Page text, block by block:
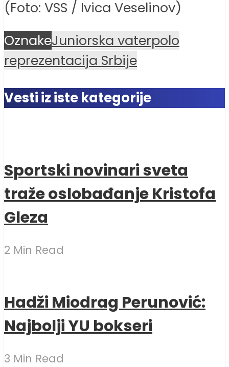
(Foto: VSS / Ivica Veselinov)
OznakeJuniorska vaterpolo
reprezentacija Srbije
Vesti iz iste kategorije
Sportski novinari sveta
traže oslobađanje Kristofa
Gleza
2 Min Read
Hadži Miodrag Perunović:
Najbolji YU bokseri
3 Min Read